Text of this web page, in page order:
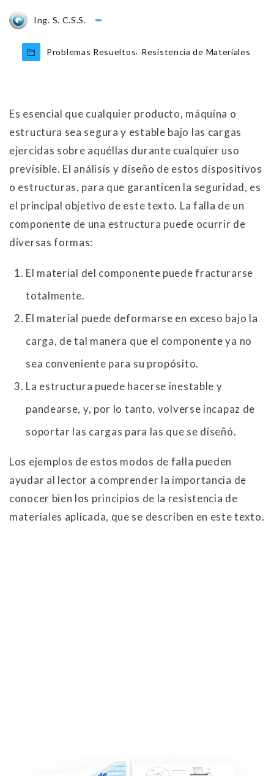
Ing. S. C.S.S.
Problemas Resueltos, Resistencia de Materiales
Es esencial que cualquier producto, máquina o
estructura sea segura y estable bajo las cargas
ejercidas sobre aquéllas durante cualquier uso
previsible. El análisis y diseño de estos dispositivos
o estructuras, para que garanticen la seguridad, es
el principal objetivo de este texto. La falla de un
componente de una estructura puede ocurrir de
diversas formas:
El material del componente puede fracturarse
totalmente.
El material puede deformarse en exceso bajo la
carga, de tal manera que el componente ya no
sea conveniente para su propósito.
La estructura puede hacerse inestable y
pandearse, y, por lo tanto, volverse incapaz de
soportar las cargas para las que se diseñó.
Los ejemplos de estos modos de falla pueden
ayudar al lector a comprender la importancia de
conocer bien los principios de la resistencia de
materiales aplicada, que se describen en este texto.